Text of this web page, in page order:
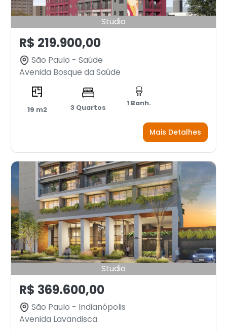
Studio
R$ 219.900,00
São Paulo - Saúde
Avenida Bosque da Saúde
19 m2 3 Quartos
1 Banh.
Mais Detalhes
Studio
R$ 369.600,00
São Paulo - Indianópolis
Avenida Lavandisca